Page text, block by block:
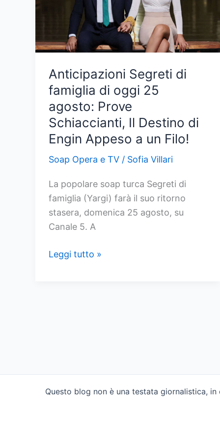
minaccia
Seda,
a
si
spingerà
per
proteggere
Cinar?
Anticipazioni Segreti di
famiglia di oggi 25
agosto: Prove
Schiaccianti, Il Destino di
Engin Appeso a un Filo!
Soap Opera e TV / Sofia Villari
La popolare soap turca Segreti di
famiglia (Yargi) farà il suo ritorno
stasera, domenica 25 agosto, su
Canale 5. A
Anticipazioni
Il
Leggi tutto »
Questo blog non è una testata giornalistica,